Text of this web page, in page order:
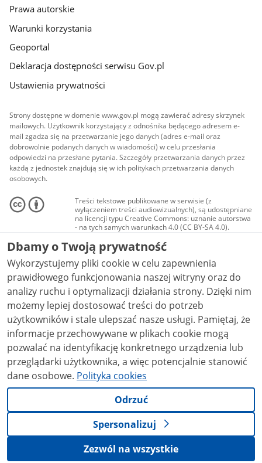
Prawa autorskie
Warunki korzystania
Geoportal
Deklaracja dostępności serwisu Gov.pl
Ustawienia prywatności
Strony dostępne w domenie www.gov.pl mogą zawierać adresy skrzynek
mailowych. Użytkownik korzystający z odnośnika będącego adresem e-
mail zgadza się na przetwarzanie jego danych (adres e-mail oraz
dobrowolnie podanych danych w wiadomości) w celu przesłania
odpowiedzi na przesłane pytania. Szczegóły przetwarzania danych przez
każdą z jednostek znajdują się w ich politykach przetwarzania danych
osobowych.
Treści tekstowe publikowane w serwisie (z
wyłączeniem treści audiowizualnych), są udostępniane
na licencji typu Creative Commons: uznanie autorstwa
- na tych samych warunkach 4.0 (CC BY-SA 4.0).
Materiały audiowizualne, w tym zdjęcia, materiały
audio i wideo, są udostępniane na licencji typu
Creative Commons: uznanie autorstwa użycie
niekomercyjne - bez utworów zależnych 4.0 (CC BY-
NC-ND 4.0), o ile nie jest to stwierdzone inaczej.
Dbamy o Twoją prywatność
Wykorzystujemy pliki cookie w celu zapewnienia
prawidłowego funkcjonowania naszej witryny oraz do
analizy ruchu i optymalizacji działania strony. Dzięki nim
możemy lepiej dostosować treści do potrzeb
użytkowników i stale ulepszać nasze usługi. Pamiętaj, że
informacje przechowywane w plikach cookie mogą
pozwalać na identyfikację konkretnego urządzenia lub
przeglądarki użytkownika, a więc potencjalnie stanowić
dane osobowe. Polityka cookies
Odrzuć
Spersonalizuj
Zezwól na wszystkie